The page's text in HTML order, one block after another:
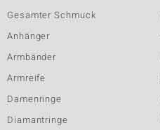
Gesamter Schmuck
Anhänger
Armbänder
Armreife
Damenringe
Diamantringe